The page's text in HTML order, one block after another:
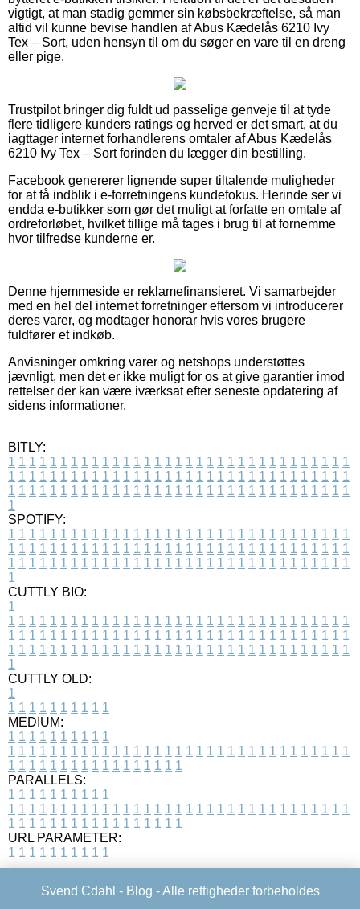
vigtigt, at man stadig gemmer sin købsbekræftelse, så man
altid vil kunne bevise handlen af Abus Kædelås 6210 Ivy
Tex – Sort, uden hensyn til om du søger en vare til en dreng
eller pige.
Trustpilot bringer dig fuldt ud passelige genveje til at tyde
flere tidligere kunders ratings og herved er det smart, at du
iagttager internet forhandlerens omtaler af Abus Kædelås
6210 Ivy Tex – Sort forinden du lægger din bestilling.
Facebook genererer lignende super tiltalende muligheder
for at få indblik i e-forretningens kundefokus. Herinde ser vi
endda e-butikker som gør det muligt at forfatte en omtale af
ordreforløbet, hvilket tillige må tages i brug til at fornemme
hvor tilfredse kunderne er.
Denne hjemmeside er reklamefinansieret. Vi samarbejder
med en hel del internet forretninger eftersom vi introducerer
deres varer, og modtager honorar hvis vores brugere
fuldfører et indkøb.
Anvisninger omkring varer og netshops understøttes
jævnligt, men det er ikke muligt for os at give garantier imod
rettelser der kan være iværksat efter seneste opdatering af
sidens informationer.
BITLY:
1 1 1 1 1 1 1 1 1 1 1 1 1 1 1 1 1 1 1 1 1 1 1 1 1 1 1 1 1 1 1 1 1
1 1 1 1 1 1 1 1 1 1 1 1 1 1 1 1 1 1 1 1 1 1 1 1 1 1 1 1 1 1 1 1 1
1 1 1 1 1 1 1 1 1 1 1 1 1 1 1 1 1 1 1 1 1 1 1 1 1 1 1 1 1 1 1 1 1
1
SPOTIFY:
1 1 1 1 1 1 1 1 1 1 1 1 1 1 1 1 1 1 1 1 1 1 1 1 1 1 1 1 1 1 1 1 1
1 1 1 1 1 1 1 1 1 1 1 1 1 1 1 1 1 1 1 1 1 1 1 1 1 1 1 1 1 1 1 1 1
1 1 1 1 1 1 1 1 1 1 1 1 1 1 1 1 1 1 1 1 1 1 1 1 1 1 1 1 1 1 1 1 1
1
CUTTLY BIO:
1
1 1 1 1 1 1 1 1 1 1 1 1 1 1 1 1 1 1 1 1 1 1 1 1 1 1 1 1 1 1 1 1 1
1 1 1 1 1 1 1 1 1 1 1 1 1 1 1 1 1 1 1 1 1 1 1 1 1 1 1 1 1 1 1 1 1
1 1 1 1 1 1 1 1 1 1 1 1 1 1 1 1 1 1 1 1 1 1 1 1 1 1 1 1 1 1 1 1 1
1
CUTTLY OLD:
1
1 1 1 1 1 1 1 1 1 1
MEDIUM:
1 1 1 1 1 1 1 1 1 1
1 1 1 1 1 1 1 1 1 1 1 1 1 1 1 1 1 1 1 1 1 1 1 1 1 1 1 1 1 1 1 1 1
1 1 1 1 1 1 1 1 1 1 1 1 1 1 1 1 1
PARALLELS:
1 1 1 1 1 1 1 1 1 1
1 1 1 1 1 1 1 1 1 1 1 1 1 1 1 1 1 1 1 1 1 1 1 1 1 1 1 1 1 1 1 1 1
1 1 1 1 1 1 1 1 1 1 1 1 1 1 1 1 1
URL PARAMETER:
1 1 1 1 1 1 1 1 1 1
Svend Cdahl - Blog - Alle rettigheder forbeholdes